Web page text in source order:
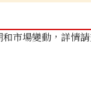
市場變動，詳情請